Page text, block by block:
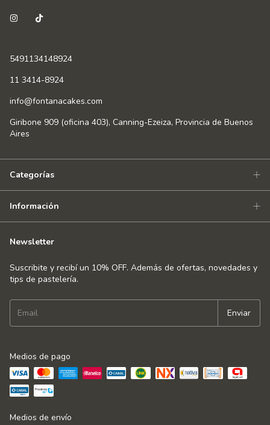
5491134148924
11 3414-8924
info@fontanacakes.com
Giribone 909 (oficina 403), Canning-Ezeiza, Provincia de Buenos
Aires
Categorías
Información
Newsletter
Suscribite y recibí un 10% OFF. Además de ofertas, novedades y
tips de pastelería.
Medios de pago
Medios de envío